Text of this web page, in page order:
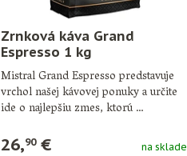
Zrnková káva Grand
Espresso 1 kg
Mistral Grand Espresso predstavuje
vrchol našej kávovej ponuky a určite
ide o najlepšiu zmes, ktorú …
26,90€ na sklade